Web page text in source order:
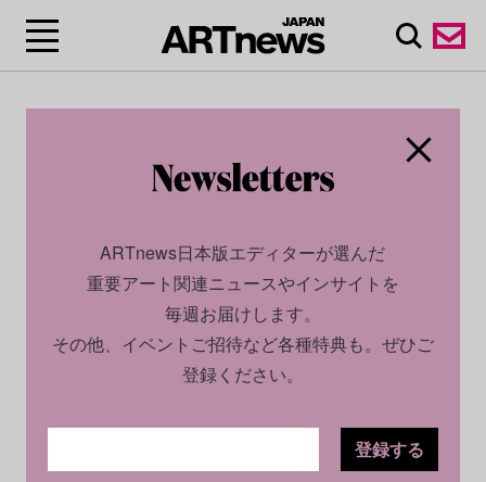
2023.08.30
ARTnews日本版エディターが選んだ
重要アート関連ニュースやインサイトを
毎週お届けします。
その他、イベントご招待など各種特典も。ぜひご
登録ください。
登録する